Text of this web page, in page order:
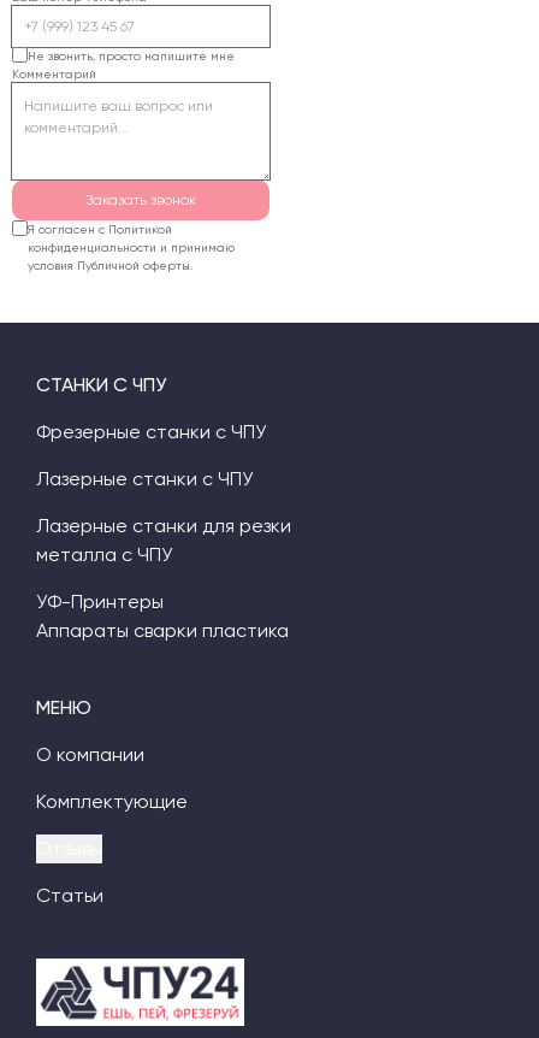
требует высокой
квалификации: нужно
правильно задать
уклоны стенок букв,
припуски на толщину
Не звонить, просто напишите мне
Комментарий
Заказать звонок
Я согласен с Политикой
конфиденциальности и принимаю
условия Публичной оферты.
МЕНЮ
О компании
Комплектующие
Статьи
СТАНКИ С ЧПУ
Фрезерные станки с ЧПУ
Лазерные станки с ЧПУ
Лазерные станки для резки
металла с ЧПУ
УФ-Принтеры
Аппараты сварки пластика